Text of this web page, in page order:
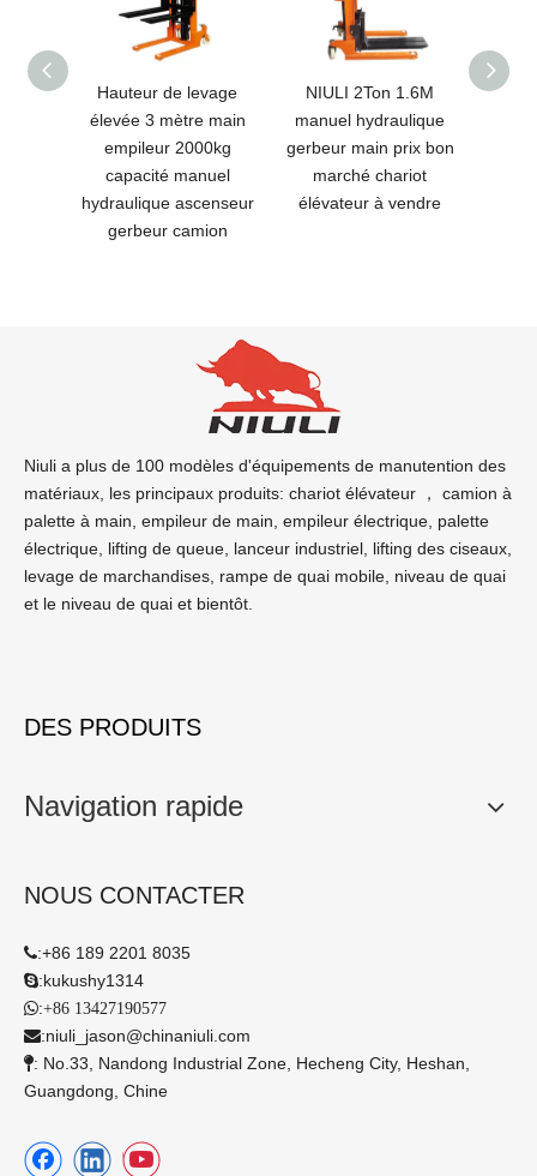
Hauteur de levage
élevée 3 mètre main
empileur 2000kg
capacité manuel
hydraulique ascenseur
gerbeur camion
NIULI 2Ton 1.6M
manuel hydraulique
gerbeur main prix bon
marché chariot
élévateur à vendre
Niuli a plus de 100 modèles d'équipements de manutention des
matériaux, les principaux produits: chariot élévateur ， camion à
palette à main, empileur de main, empileur électrique, palette
électrique, lifting de queue, lanceur industriel, lifting des ciseaux,
levage de marchandises, rampe de quai mobile, niveau de quai
et le niveau de quai et bientôt.
DES PRODUITS
Navigation rapide
NOUS CONTACTER
:+86 189 2201 8035
:kukushy1314
:+86 13427190577
:niuli_jason@chinaniuli.com
: No.33, Nandong Industrial Zone, Hecheng City, Heshan,
Guangdong, Chine